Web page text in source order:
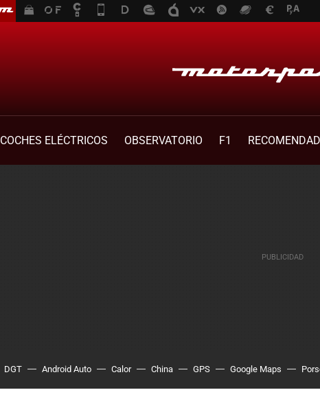
COCHES ELÉCTRICOS OBSERVATORIO F1
DGT Android Auto Calor China GPS Google Maps